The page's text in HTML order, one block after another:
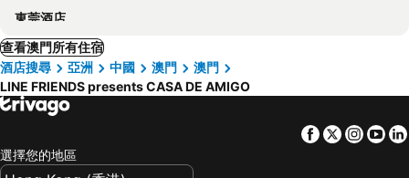
東莞酒店
查看澳門所有住宿
酒店搜尋
亞洲 中國 澳門
澳門
LINE FRIENDS presents CASA DE AMIGO
Facebook
Twitter
選擇您的地區